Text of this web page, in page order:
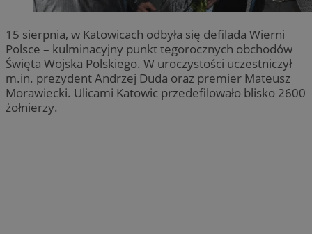
15 sierpnia, w Katowicach odbyła się defilada Wierni
Polsce – kulminacyjny punkt tegorocznych obchodów
Święta Wojska Polskiego. W uroczystości uczestniczył
m.in. prezydent Andrzej Duda oraz premier Mateusz
Morawiecki. Ulicami Katowic przedefilowało blisko 2600
żołnierzy.